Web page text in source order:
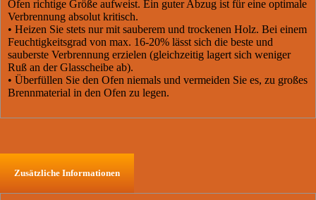
Ofen richtige Größe aufweist. Ein guter Abzug ist für eine optimale
Verbrennung absolut kritisch.
• Heizen Sie stets nur mit sauberem und trockenen Holz. Bei einem
Feuchtigkeitsgrad von max. 16-20% lässt sich die beste und
sauberste Verbrennung erzielen (gleichzeitig lagert sich weniger
Ruß an der Glasscheibe ab).
• Überfüllen Sie den Ofen niemals und vermeiden Sie es, zu großes
Brennmaterial in den Ofen zu legen.
Zusätzliche Informationen